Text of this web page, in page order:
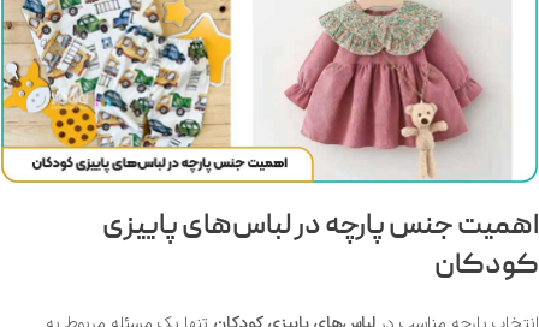
اهمیت جنس پارچه در لباس‌های پاییزی
کودکان